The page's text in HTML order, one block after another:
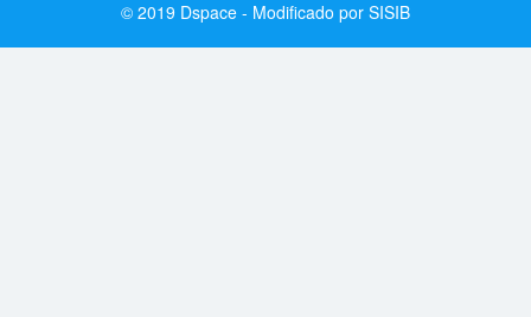
© 2019 Dspace - Modificado por SISIB